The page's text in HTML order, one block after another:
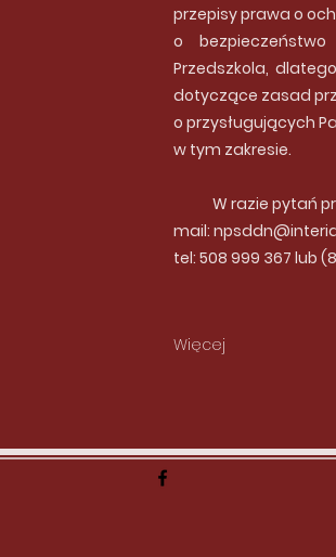
przepisy prawa o
o
Przedszkola,
dotyczące zasad
o przysługujących
w tym zakresie.​
W razie pytań
mail:
tel: 508 999 367 lub
Więcej